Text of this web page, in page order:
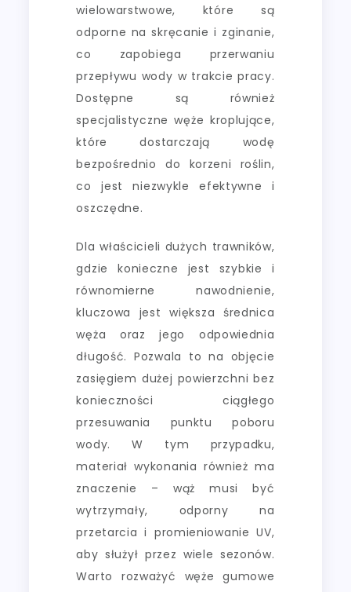
wielowarstwowe, które są
odporne na skręcanie i zginanie,
co zapobiega przerwaniu
przepływu wody w trakcie pracy.
Dostępne są również
specjalistyczne węże kroplujące,
które dostarczają wodę
bezpośrednio do korzeni roślin,
co jest niezwykle efektywne i
oszczędne.
Dla właścicieli dużych trawników,
gdzie konieczne jest szybkie i
równomierne nawodnienie,
kluczowa jest większa średnica
węża oraz jego odpowiednia
długość. Pozwala to na objęcie
zasięgiem dużej powierzchni bez
konieczności ciągłego
przesuwania punktu poboru
wody. W tym przypadku,
materiał wykonania również ma
znaczenie – wąż musi być
wytrzymały, odporny na
przetarcia i promieniowanie UV,
aby służył przez wiele sezonów.
Warto rozważyć węże gumowe